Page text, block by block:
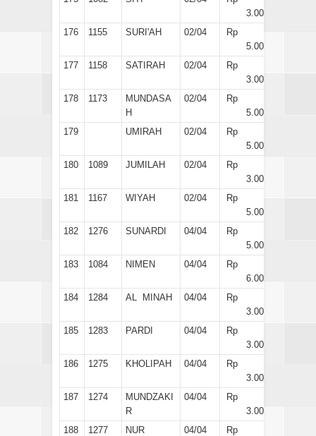
3.000
176
1155 SURI'AH 02/04
Rp
5.000
177
1158 SATIRAH 02/04
Rp
3.000
178
1173
MUNDASA
H
02/04
Rp
5.000
179
UMIRAH 02/04
Rp
5.000
180
1089 JUMILAH 02/04
Rp
3.000
181
1167 WIYAH 02/04
Rp
5.000
182
1276 SUNARDI 04/04
Rp
5.000
183
1084 NIMEN 04/04
Rp
6.000
184
1284 AL MINAH 04/04
Rp
3.000
185
1283 PARDI 04/04
Rp
3.000
186
1275 KHOLIPAH 04/04
Rp
3.000
187
1274
MUNDZAKI
R
04/04
Rp
3.000
188
1277
NUR
04/04
Rp